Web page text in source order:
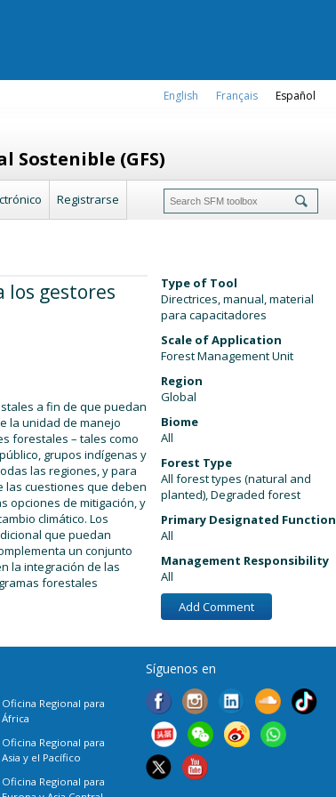
English Français Español
(GFS)
Registrarse
los gestores
a fin de que puedan
la unidad de manejo
forestales – tales como
grupos indígenas y
las regiones, y para
las cuestiones que deben
opciones de mitigación, y
climático. Los
que puedan
un conjunto
la integración de las
forestales
Type of Tool
Directrices, manual, material
para capacitadores
Scale of Application
Forest Management Unit
Region
Global
Biome
All
Forest Type
All forest types (natural and
planted), Degraded forest
Primary Designated Function
All
Management Responsibility
All
Add Comment
Oficina Regional para
África
Oficina Regional para
Asia y el Pacífico
Oficina Regional para
Síguenos en